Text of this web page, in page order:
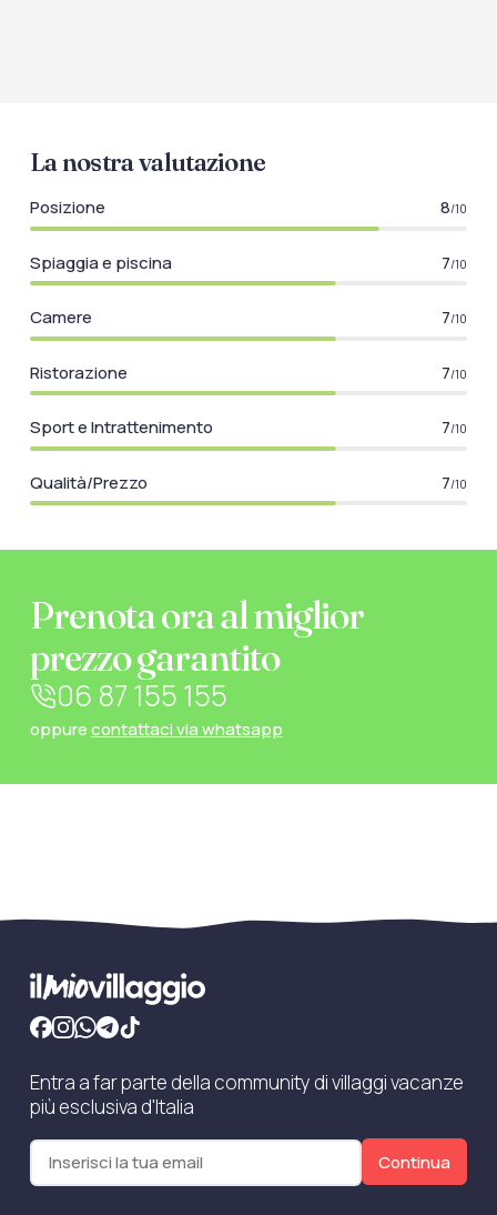
La nostra valutazione
Posizione 8/10
Spiaggia e piscina 7/10
Camere 7/10
Ristorazione 7/10
Sport e Intrattenimento 7/10
Qualità/Prezzo 7/10
Prenota ora al miglior
prezzo garantito
06 87 155 155
oppurecontattaci via whatsapp
Entra a far parte della community di villaggi vacanze
più esclusiva d'Italia
Continua